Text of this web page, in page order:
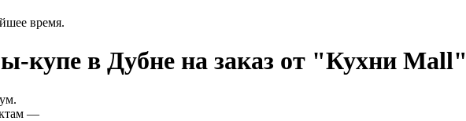
время.
купе в Дубне на заказ от "Кухни Mall"
—